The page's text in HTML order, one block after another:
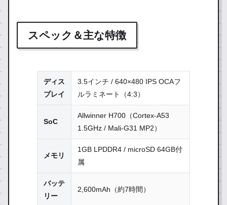
スペック＆主な特徴
ディス
プレイ
3.5インチ / 640×480 IPS OCAフ
ルラミネート（4:3）
SoC
Allwinner H700（Cortex-A53
1.5GHz / Mali-G31 MP2）
メモリ
1GB LPDDR4 / microSD 64GB付
属
バッテ
リー
2,600mAh（約7時間）